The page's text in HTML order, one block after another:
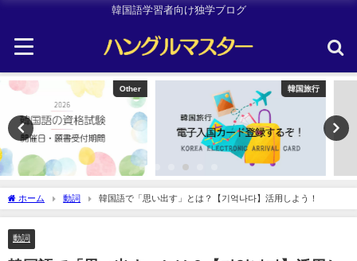
韓国語学習者向け独学ブログ
韓国旅行 Uncategorized
ホーム 動詞 韓国語で「思い出す」とは？【기억나다】活用しよう！
動詞